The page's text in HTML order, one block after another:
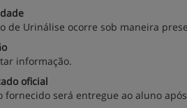
de Urinálise ocorre sob maneira
informação.
oficial
fornecido será entregue ao aluno